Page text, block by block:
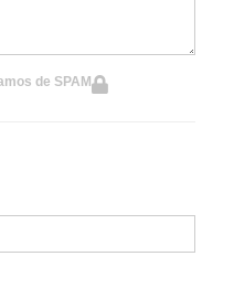
de SPAM